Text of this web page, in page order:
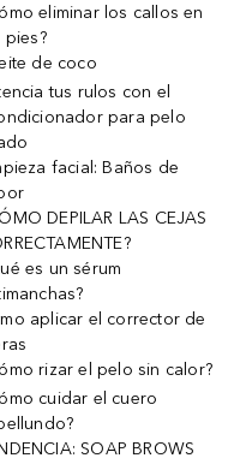
eliminar los callos en
pies?
de coco
tus rulos con el
para pelo
facial: Baños de
DEPILAR LAS CEJAS
es un sérum
aplicar el corrector de
rizar el pelo sin calor?
cuidar el cuero
SOAP BROWS